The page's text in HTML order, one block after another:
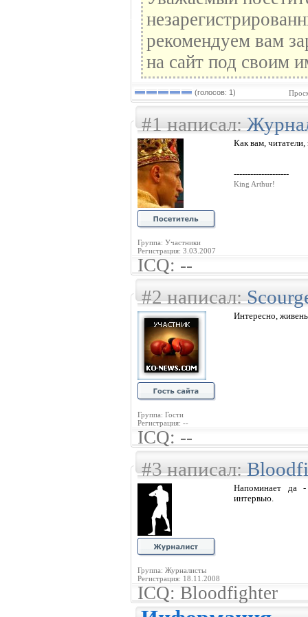
рекомендуем вам
на сайт под своим
(голосов: 1)
#1 написал:
Группа: Участники
Регистрация: 3.03.2007
Как вам,
--------------------
King Arthur!
ICQ: --
#2 написал:
Группа: Гости
Регистрация: --
Интересно,
ICQ: --
#3 написал:
Группа: Журналисты
Регистрация: 18.11.2008
Напоминает да -
интервью.
ICQ: Bloodfighter